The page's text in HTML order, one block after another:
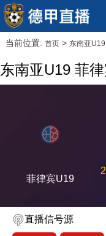
当前位置: 首页> 东南亚U19
东南亚U19 菲
菲律宾U19
直播信号源